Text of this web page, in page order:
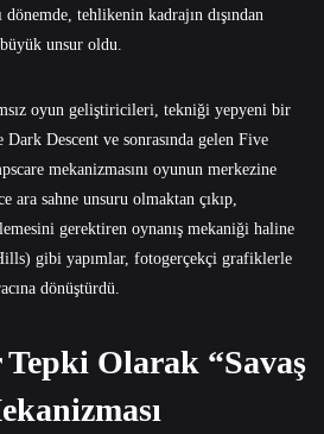
dönemde, tehlikenin kadrajın dışından
unsur oldu.
oyun geliştiricileri, tekniği yepyeni bir
Dark Descent ve sonrasında gelen Five
mekanizmasını oyunun merkezine
ara sahne unsuru olmaktan çıkıp,
gerektiren oynanış mekaniği haline
gibi yapımlar, fotogerçekçi grafiklerle
dönüştürdü.
Olarak “Savaş